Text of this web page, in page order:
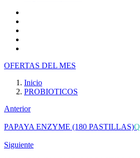
OFERTAS DEL MES
Inicio
PROBIOTICOS
Anterior
PAPAYA ENZYME (180 PASTILLAS)Q
Siguiente